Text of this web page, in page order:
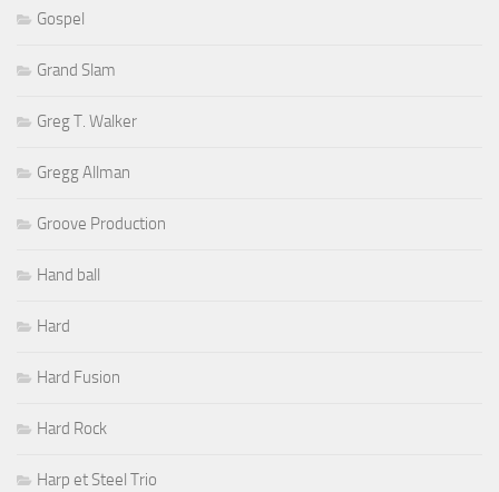
Gospel
Grand Slam
Greg T. Walker
Gregg Allman
Groove Production
Hand ball
Hard
Hard Fusion
Hard Rock
Harp et Steel Trio